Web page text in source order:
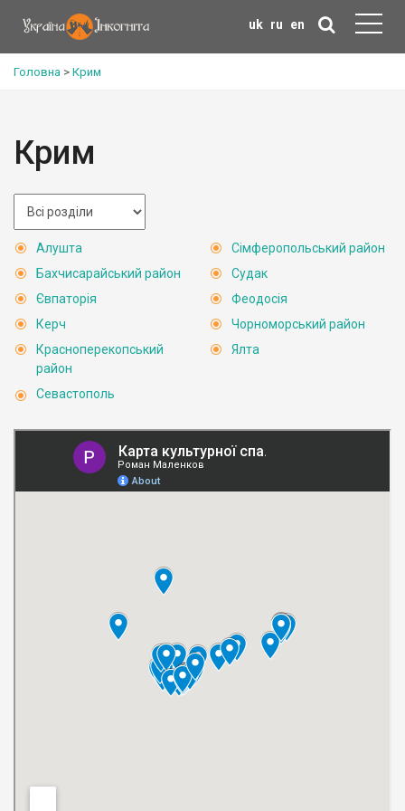
uk ru en
Головна > Крим
Крим
Алушта
Бахчисарайський район
Євпаторія
Керч
Красноперекопський
район
Севастополь
Сімферопольський район
Судак
Феодосія
Чорноморський район
Ялта